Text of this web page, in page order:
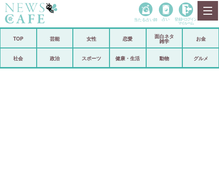
政治
当たる占い師 占い 登録• ログイン
マイルーム
TOP 芸能 女性 恋愛
面白ネタ
雑学
お金
社会 政治 スポーツ 健康・生活 動物 グルメ